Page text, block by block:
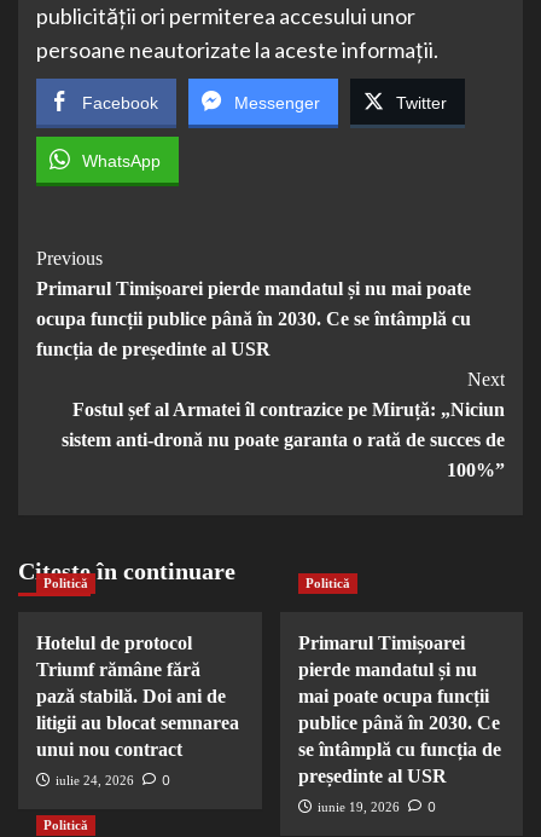
publicității ori permiterea accesului unor
persoane neautorizate la aceste informații.
Facebook Messenger Twitter
WhatsApp
Post
Navigation
Previous
Primarul Timișoarei pierde mandatul și nu mai poate
ocupa funcții publice până în 2030. Ce se întâmplă cu
funcția de președinte al USR
Next
Fostul șef al Armatei îl contrazice pe Miruță: „Niciun
sistem anti-dronă nu poate garanta o rată de succes de
100%”
Citește în continuare
Politică
Hotelul de protocol
Triumf rămâne fără
pază stabilă. Doi ani de
litigii au blocat semnarea
unui nou contract
iulie 24, 2026 0
Politică
Primarul Timișoarei
pierde mandatul și nu
mai poate ocupa funcții
publice până în 2030. Ce
se întâmplă cu funcția de
președinte al USR
iunie 19, 2026 0
Politică